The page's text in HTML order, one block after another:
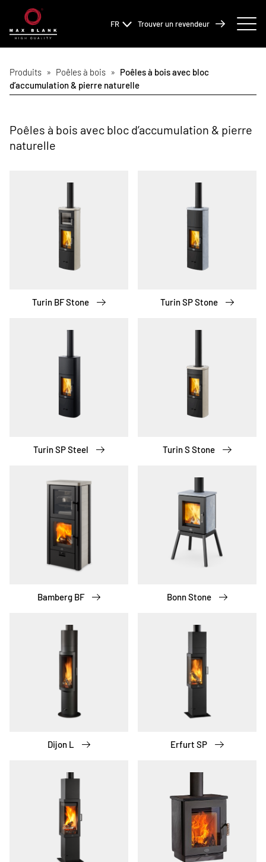
FR Trouver un revendeur
Produits » Poêles à bois » Poêles à bois avec bloc
d’accumulation & pierre naturelle
Poêles à bois avec bloc d’accumulation & pierre
naturelle
Turin BF Stone Turin SP Stone
Turin SP Steel Turin S Stone
Bamberg BF Bonn Stone
Dijon L Erfurt SP